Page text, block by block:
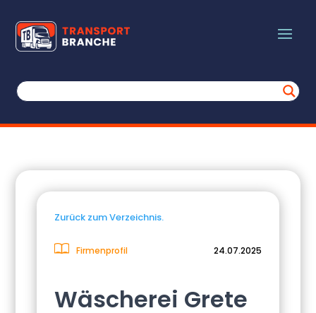
Zurück zum Verzeichnis.
Firmenprofil 24.07.2025
Wäscherei Grete